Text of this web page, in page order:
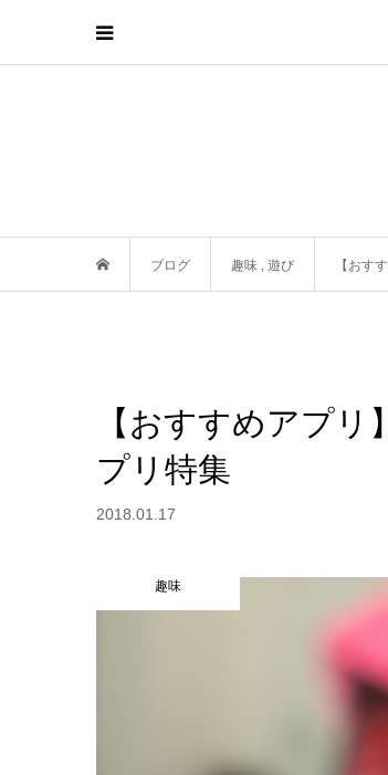
ブログ 趣味 , 遊び 【おす
【おすすめアプ
プリ特集
2018.01.17
趣味